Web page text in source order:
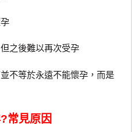
之後難以再次受孕
等於永遠不能懷孕，而是
常見原因